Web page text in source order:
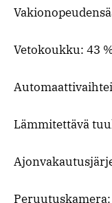
Vetokoukku: 43
Lämmitettävä
Peruutuskamera: